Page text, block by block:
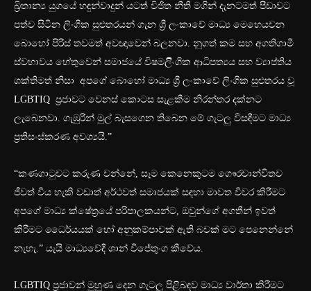
බ්‍රිතාන්‍ය යුගයේ හඳුන්වාදුන් යටත් විජිත නීති මගින් දැනටමත් පීඩාවට
පත්ව සිටින ලිංගික සුළුතරයන් ගැන ශ්‍රී ලංකාවේ මාධ්‍ය මෙහෙයවන
බොහෝ පිරිස් තවමත් අවඥාවෙන් බලනවා. නූගත් කම සහ අගතිගාමී
ස්වභාවය හේතුවෙන් සමාජයේ විෂමලිිංගික ආධිපත්‍යය සහ ව්‍යාප්තිය
ශක්තිමත් නිසා අපගේ බොහෝ මාධ්‍ය ශ්‍රී ලංකාවේ ලිංගික සුළුතරය වූ
LGBTIQ ප්‍රජාවට වෙනස් කොටස සැළකීම නිරන්තර දක්නට
ලැබෙනවා. ගැඹුරින් මුල් බැසගෙන තිබෙන මේ ගැටලු විසඳීමට මාධ්‍ය
ප්‍රතිසංස්කරණ අවශ්‍යයි.”
“කණගාටුවට කරුණ වන්නේ, සෑම කෙනෙකුටම ගෞරවාන්විතව
ජීවත් විය හැකි වඩාත් අර්ථවත් සමාජයක් සඳහා මාවත විවර කිරීමට
අපගේ මාධ්‍ය ක්ෂේත්‍රයේ පරිපාලකයන්ට, ඔවුන්ගේ අගතීන් ඉවත්
කිරීමට ධෛර්යයක් හෝ අනුකම්පාවක් ඇති බවක් මට පෙනෙන්නේ
නැහැ.” යැයි මාධ්‍යවේදී ශාන් විජේතුංග කීවේය.
LGBTIQ ප්‍රජාවන් මුහුණ දෙන ගැටලු පිළිබඳව මාධ්‍ය වාර්තා කිරීමට